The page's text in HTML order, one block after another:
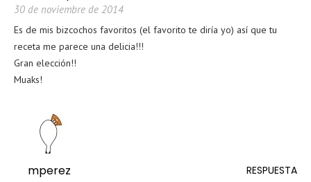
30 de noviembre de 2014
Es de mis bizcochos favoritos (el favorito te diría yo) así que tu
receta me parece una delicia!!!
Gran elección!!
Muaks!
RESPUESTA
mperez